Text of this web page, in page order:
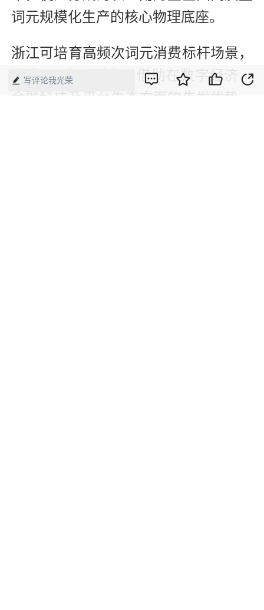
词元规模化生产的核心物理底座。
浙江可培育高频次词元消费标杆场景，
激发AI+应用活力。借助在数字经济、
金融科技及平台生态方面的先发优势，
写评论我光荣